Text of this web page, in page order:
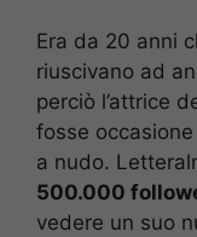
Era da 20 anni
riuscivano ad
perciò l’attrice
fosse
a nudo.
500.000
vedere un suo